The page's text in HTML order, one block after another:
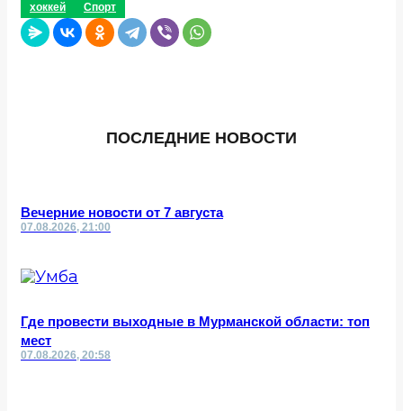
хоккей Спорт
ПОСЛЕДНИЕ НОВОСТИ
Вечерние новости от 7 августа
07.08.2026, 21:00
Где провести выходные в Мурманской области: топ
мест
07.08.2026, 20:58